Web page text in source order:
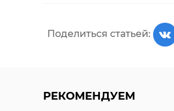
Поделиться статьей:
РЕКОМЕНДУЕМ
в силу запрет на